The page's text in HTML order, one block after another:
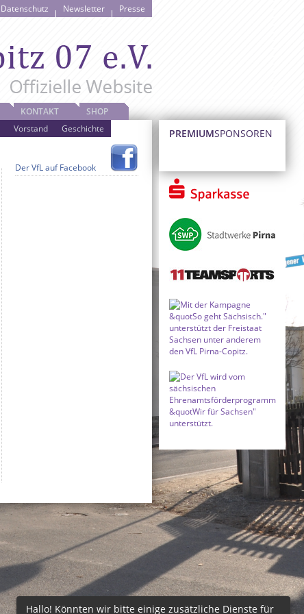
Datenschutz Newsletter Presse
Vorstand Geschichte
KONTAKT SHOP
Der VfL auf Facebook
PREMIUMSPONSOREN
Hallo! Könnten wir bitte einige zusätzliche Dienste für